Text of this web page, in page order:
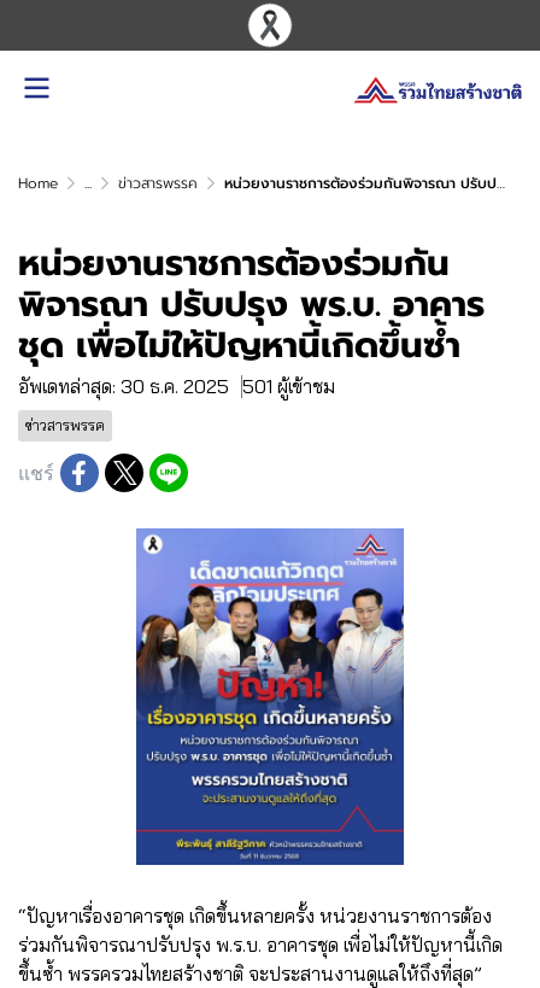
Home ... ข่าวสารพรรค หน่วยงานราชการต้องร่วมกันพิจารณา ปรับปรุง พร.บ. อาคารชุด เพื่อไม่ให้ปัญหานี้เกิดขึ้นซ้ำ
หน่วยงานราชการต้องร่วมกัน
พิจารณา ปรับปรุง พร.บ. อาคาร
ชุด เพื่อไม่ให้ปัญหานี้เกิดขึ้นซ้ำ
อัพเดทล่าสุด: 30 ธ.ค. 2025 501 ผู้เข้าชม
ข่าวสารพรรค
แชร์
“ปัญหาเรื่องอาคารชุด เกิดขึ้นหลายครั้ง หน่วยงานราชการต้อง
ร่วมกันพิจารณาปรับปรุง พ.ร.บ. อาคารชุด เพื่อไม่ให้ปัญหานี้เกิด
ขึ้นซ้ำ พรรครวมไทยสร้างชาติ จะประสานงานดูแลให้ถึงที่สุด”